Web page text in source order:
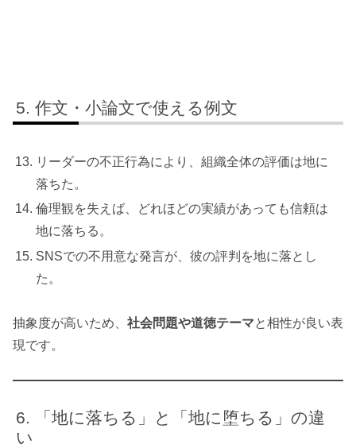
作文・小論文で使える例文
リーダーの不正行為により、組織全体の評価は地に
落ちた。
倫理観を失えば、どれほどの実績があっても信頼は
地に落ちる。
SNSでの不用意な発言が、彼の評判を地に落とし
た。
抽象度が高いため、 社会問題や道徳テーマと相性が良い表
現です。
「地に落ちる」と「地に堕ちる」の違
い